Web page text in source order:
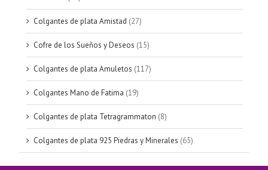
Colgantes de plata Amistad (27)
Cofre de los Sueños y Deseos (15)
Colgantes de plata Amuletos (117)
Colgantes Mano de Fatima (19)
Colgantes de plata Tetragrammaton (8)
Colgantes de plata 925 Piedras y Minerales (65)